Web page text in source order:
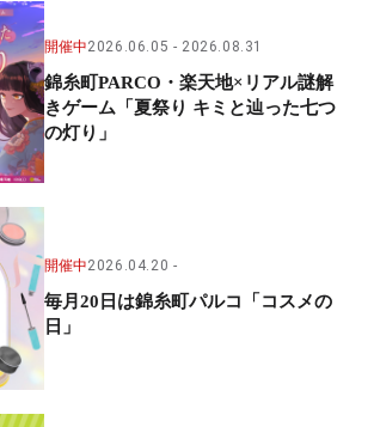
開催中2026.06.05 2026.08.31
錦糸町PARCO・楽天地×リアル謎解
きゲーム「夏祭り キミと辿った七つ
の灯り」
開催中2026.04.20
毎月20日は錦糸町パルコ「コスメの
日」